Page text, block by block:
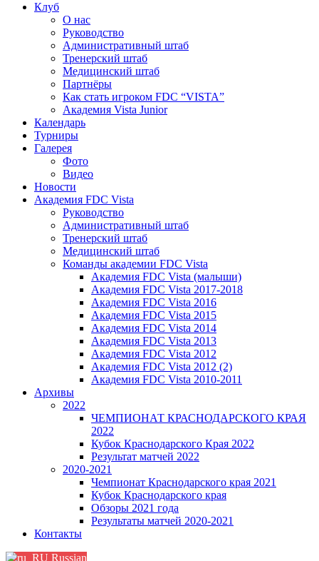
Клуб
О нас
Руководство
Административный штаб
Тренерский штаб
Медицинский штаб
Партнёры
Как стать игроком FDC “VISTA”
Академия Vista Junior
Календарь
Турниры
Галерея
Фото
Видео
Новости
Академия FDC Vista
Руководство
Административный штаб
Тренерский штаб
Медицинский штаб
Команды академии FDC Vista
Академия FDC Vista (малыши)
Академия FDC Vista 2017-2018
Академия FDC Vista 2016
Академия FDC Vista 2015
Академия FDC Vista 2014
Академия FDC Vista 2013
Академия FDC Vista 2012
Академия FDC Vista 2012 (2)
Академия FDC Vista 2010-2011
Архивы
2022
ЧЕМПИОНАТ КРАСНОДАРСКОГО КРАЯ
2022
Кубок Краснодарского Края 2022
Результат матчей 2022
2020-2021
Чемпионат Краснодарского края 2021
Кубок Краснодарского края
Обзоры 2021 года
Результаты матчей 2020-2021
Контакты
Russian